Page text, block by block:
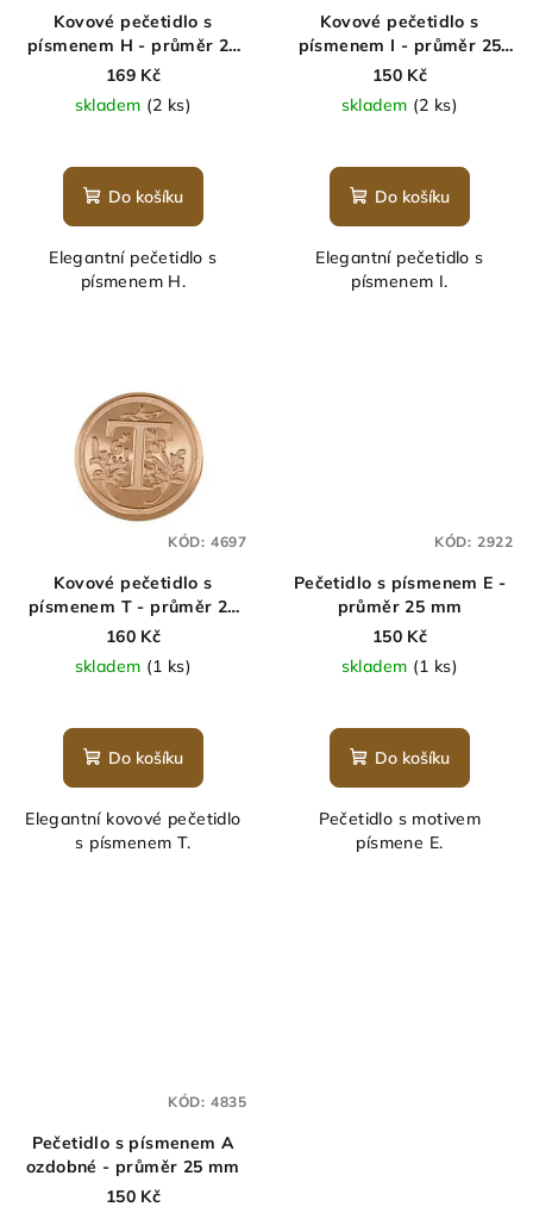
Kovové pečetidlo s
písmenem H - průměr 25
mm
169 Kč
skladem (2 ks)
Do košíku
Elegantní pečetidlo s
písmenem H.
Kovové pečetidlo s
písmenem I - průměr 25
mm
150 Kč
skladem (2 ks)
Do košíku
Elegantní pečetidlo s
písmenem I.
Kovové pečetidlo s
písmenem T - průměr 25
mm
160 Kč
skladem (1 ks)
Do košíku
Elegantní kovové pečetidlo
s písmenem T.
KÓD: 4697
Pečetidlo s písmenem E -
průměr 25 mm
150 Kč
skladem (1 ks)
Do košíku
Pečetidlo s motivem
písmene E.
KÓD: 2922
Pečetidlo s písmenem A
ozdobné - průměr 25 mm
150 Kč
KÓD: 4835